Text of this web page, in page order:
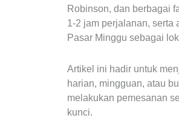
Robinson, dan berbagai
1-2 jam perjalanan, serta
Pasar Minggu sebagai
Artikel ini hadir untuk
harian, mingguan, atau
melakukan pemesanan
kunci.